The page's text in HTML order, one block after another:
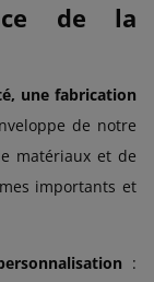
de la
une fabrication
de notre
matériaux et de
importants et
: